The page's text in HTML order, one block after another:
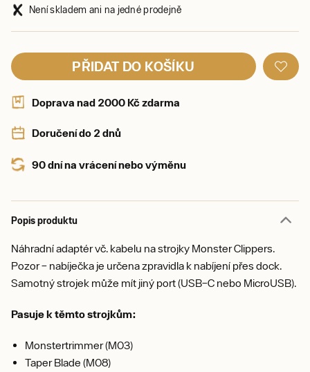
Není skladem ani na jedné prodejně
PŘIDAT DO KOŠÍKU
Doprava nad 2000 Kč zdarma
Doručení do 2 dnů
90 dní na vrácení nebo výměnu
Popis produktu
Náhradní adaptér vč. kabelu na strojky Monster Clippers.
Pozor – nabíječka je určena zpravidla k nabíjení přes dock.
Samotný strojek může mít jiný port (USB–C nebo MicroUSB).
Pasuje k těmto strojkům:
Monstertrimmer (M03)
Taper Blade (M08)